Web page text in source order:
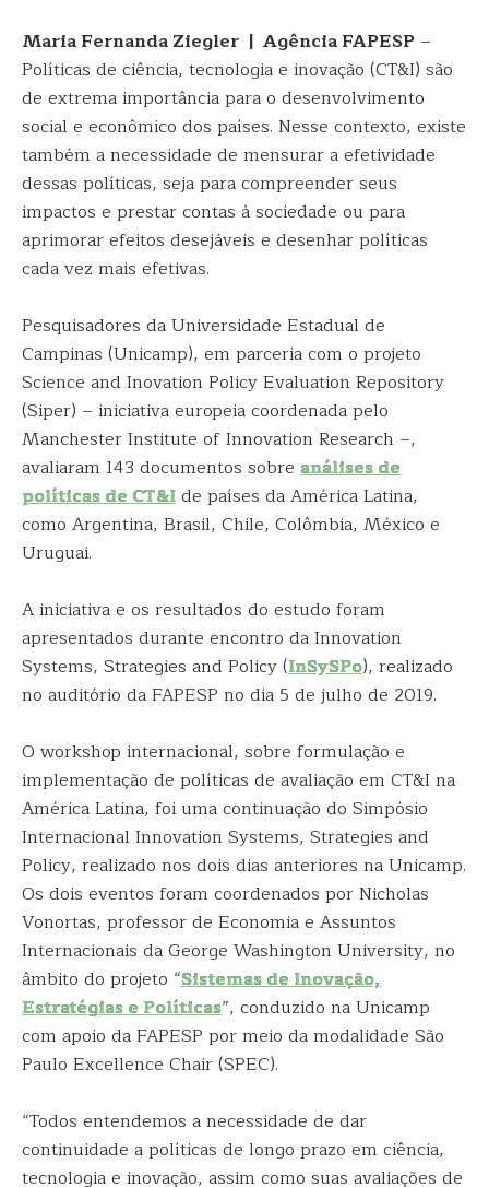
Maria Fernanda Ziegler | Agência FAPESP –
Políticas de ciência, tecnologia e inovação (CT&I) são
de extrema importância para o desenvolvimento
social e econômico dos países. Nesse contexto, existe
também a necessidade de mensurar a efetividade
dessas políticas, seja para compreender seus
impactos e prestar contas à sociedade ou para
aprimorar efeitos desejáveis e desenhar políticas
cada vez mais efetivas.
Pesquisadores da Universidade Estadual de
Campinas (Unicamp), em parceria com o projeto
Science and Inovation Policy Evaluation Repository
(Siper) – iniciativa europeia coordenada pelo
Manchester Institute of Innovation Research –,
avaliaram 143 documentos sobre análises de
políticas de CT&Ide países da América Latina,
como Argentina, Brasil, Chile, Colômbia, México e
Uruguai.
A iniciativa e os resultados do estudo foram
apresentados durante encontro da Innovation
Systems, Strategies and Policy (InSySPo), realizado
no auditório da FAPESP no dia 5 de julho de 2019.
O workshop internacional, sobre formulação e
implementação de políticas de avaliação em CT&I na
América Latina, foi uma continuação do Simpósio
Internacional Innovation Systems, Strategies and
Policy, realizado nos dois dias anteriores na Unicamp.
Os dois eventos foram coordenados por Nicholas
Vonortas, professor de Economia e Assuntos
Internacionais da George Washington University, no
âmbito do projeto “Sistemas de Inovação,
Estratégias e Políticas”, conduzido na Unicamp
com apoio da FAPESP por meio da modalidade São
Paulo Excellence Chair (SPEC).
“Todos entendemos a necessidade de dar
continuidade a políticas de longo prazo em ciência,
tecnologia e inovação, assim como suas avaliações de